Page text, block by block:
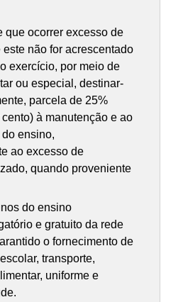
que ocorrer excesso de
não for acrescentado
exercício, por meio de
ou especial, destinar-
parcela de 25%
à manutenção e ao
ensino,
ao excesso de
quando proveniente
do ensino
e gratuito da rede
o fornecimento de
transporte,
uniforme e